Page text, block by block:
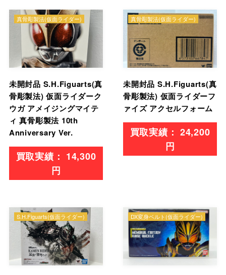
未開封品 S.H.Figuarts(真
骨彫製法) 仮面ライダーク
ウガ アメイジングマイテ
ィ 真骨彫製法 10th
Anniversary Ver.
14,300
円
真骨彫製法(仮面ライダー)
未開封品 S.H.Figuarts(真
骨彫製法) 仮面ライダーフ
ァイズ アクセルフォーム
24,200
円
真骨彫製法(仮面ライダー)
S.H.Figuarts(仮面ライダー) DX変身ベルト(仮面ライダー)